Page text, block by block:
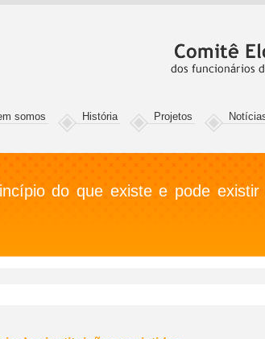
somos História Projetos
do que existe e pode existir